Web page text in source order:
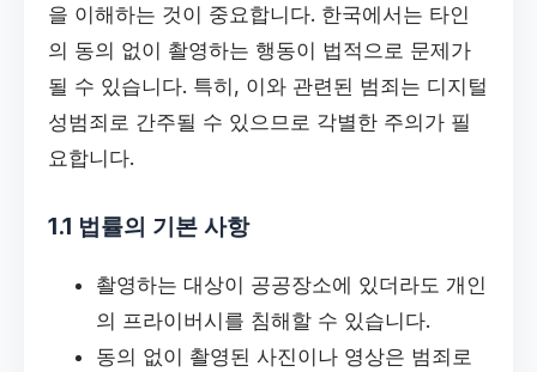
을 이해하는 것이 중요합니다. 한국에서는 타인
의 동의 없이 촬영하는 행동이 법적으로 문제가
될 수 있습니다. 특히, 이와 관련된 범죄는 디지털
성범죄로 간주될 수 있으므로 각별한 주의가 필
요합니다.
1.1 법률의 기본 사항
촬영하는 대상이 공공장소에 있더라도 개인
의 프라이버시를 침해할 수 있습니다.
동의 없이 촬영된 사진이나 영상은 범죄로